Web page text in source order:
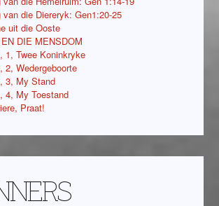
van die Diereryk: Gen1:20-25
uit die Ooste
DIE MENSDOM
1, Twee Koninkryke
2, Wedergeboorte
3, My Stand
4, My Toestand
Praat!